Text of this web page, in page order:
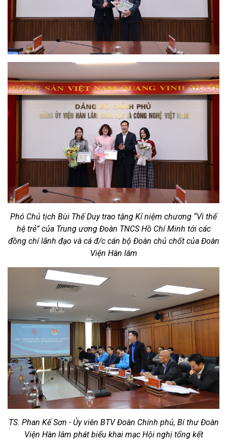
Phó Chủ tịch Bùi Thế Duy trao tặng Kỉ niệm chương “Vì thế
hệ trẻ” của Trung ương Đoàn TNCS Hồ Chí Minh tới các
đồng chí lãnh đạo và cá đ/c cán bộ Đoàn chủ chốt của Đoàn
Viện Hàn lâm
TS. Phan Kế Sơn - Ủy viên BTV Đoàn Chính phủ, Bí thư Đoàn
Viện Hàn lâm phát biểu khai mạc Hội nghị tổng kết